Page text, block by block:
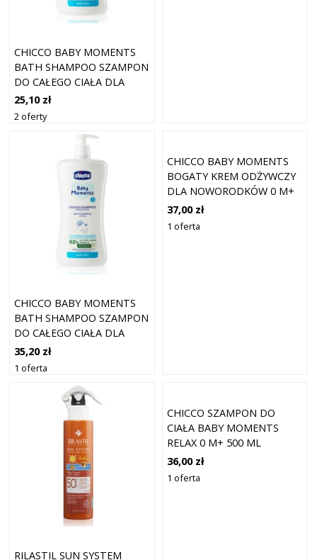
CHICCO BABY MOMENTS
BATH SHAMPOO SZAMPON
DO CAŁEGO CIAŁA DLA
DZIECI OD URODZENIA 0
M+ 500 ML
25,10 zł
2 oferty
CHICCO BABY MOMENTS
BATH SHAMPOO SZAMPON
DO CAŁEGO CIAŁA DLA
DZIECI OD URODZENIA 0
M+ 750 ML
35,20 zł
1 oferta
CHICCO BABY MOMENTS
BOGATY KREM ODŻYWCZY
DLA NOWORODKÓW 0 M+
100 ML
37,00 zł
1 oferta
RILASTIL SUN SYSTEM
CHICCO SZAMPON DO
CIAŁA BABY MOMENTS
RELAX 0 M+ 500 ML
36,00 zł
1 oferta